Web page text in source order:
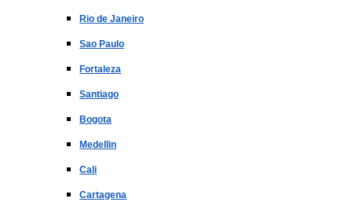
Rio de Janeiro
Sao Paulo
Fortaleza
Santiago
Bogota
Medellin
Cali
Cartagena